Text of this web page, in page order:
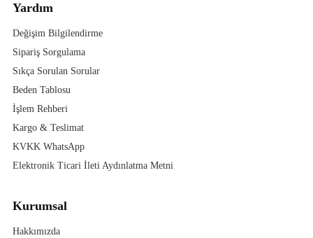
Yardım
Değişim Bilgilendirme
Sipariş Sorgulama
Sıkça Sorulan Sorular
Beden Tablosu
İşlem Rehberi
Kargo & Teslimat
KVKK WhatsApp
Elektronik Ticari İleti Aydınlatma Metni
Kurumsal
Hakkımızda